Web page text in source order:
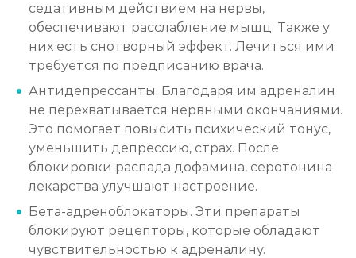
седативным действием на нервы,
обеспечивают расслабление мышц. Также у
них есть снотворный эффект. Лечиться ими
требуется по предписанию врача.
Антидепрессанты. Благодаря им адреналин
не перехватывается нервными окончаниями.
Это помогает повысить психический тонус,
уменьшить депрессию, страх. После
блокировки распада дофамина, серотонина
лекарства улучшают настроение.
Бета-адреноблокаторы. Эти препараты
блокируют рецепторы, которые обладают
чувствительностью к адреналину.